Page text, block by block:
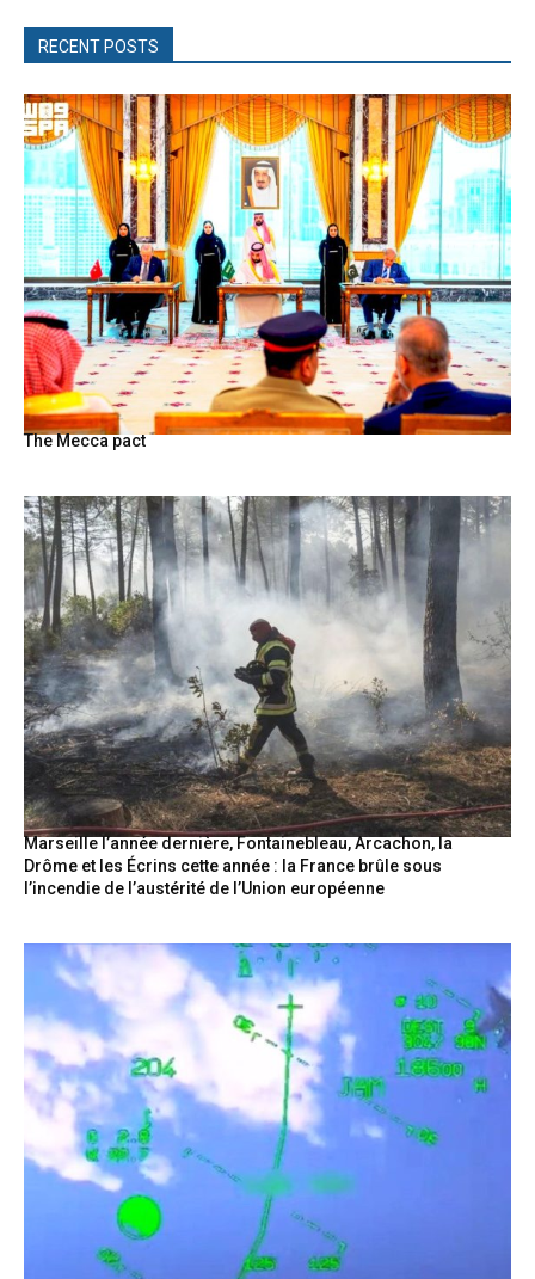
RECENT POSTS
The Mecca pact
Marseille l’année dernière, Fontainebleau, Arcachon, la
Drôme et les Écrins cette année : la France brûle sous
l’incendie de l’austérité de l’Union européenne